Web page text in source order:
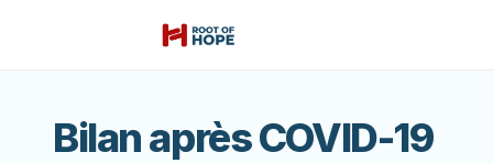
Bilan après COVID-19